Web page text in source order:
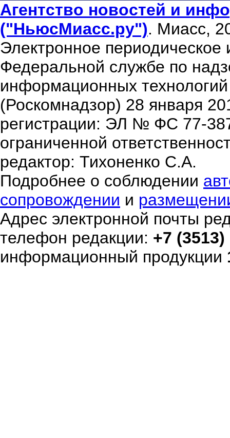
Агентство новостей и
("НьюсМиасс.ру"). Миасс,
Электронное периодическое
Федеральной службе по
информационных
(Роскомнадзор) 28 января
регистрации: ЭЛ № ФС 77-
ограниченной
редактор: Тихоненко С.А.
Подробнее о соблюдении
сопровождении и
Адрес электронной почты
телефон редакции: +7
информационный продукции